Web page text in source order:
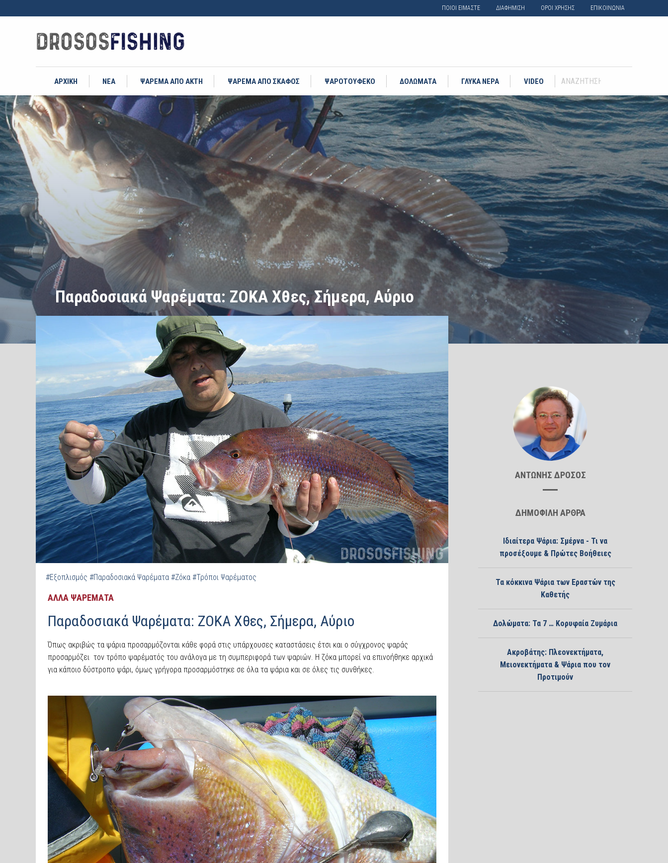
ΠΟΙΟΙ ΕΙΜΑΣΤΕ ΔΙΑΦΗΜΙΣΗ ΟΡΟΙ ΧΡΗΣΗΣ ΕΠΙΚΟΙΝΩΝΙΑ
ΑΡΧΙΚΗ ΝΕΑ ΨΑΡΕΜΑ ΑΠΟ ΑΚΤΗ ΨΑΡΕΜΑ ΑΠΟ ΣΚΑΦΟΣ ΨΑΡΟΤΟΥΦΕΚΟ ΔΟΛΩΜΑΤΑ ΓΛΥΚΑ ΝΕΡΑ VIDEO
Παραδοσιακά Ψαρέματα: ΖΟΚΑ Χθες, Σήμερα, Αύριο
Άλλα ψαρέματα/Παραδοσιακά Ψαρέματα: ΖΟΚΑ Χθες, Σήμερα, Αύριο
#Εξοπλισμός #Παραδοσιακά Ψαρέματα #Ζόκα #Τρόποι Ψαρέματος
ΑΛΛΑ ΨΑΡΕΜΑΤΑ
Παραδοσιακά Ψαρέματα: ΖΟΚΑ Χθες, Σήμερα, Αύριο
Όπως ακριβώς τα ψάρια προσαρμόζονται κάθε φορά στις υπάρχουσες καταστάσεις έτσι και ο σύγχρονος ψαράς
προσαρμόζει τον τρόπο ψαρέματός του ανάλογα με τη συμπεριφορά των ψαριών. Η ζόκα μπορεί να επινοήθηκε αρχικά
για κάποιο δύστροπο ψάρι, όμως γρήγορα προσαρμόστηκε σε όλα τα ψάρια και σε όλες τις συνθήκες.
ΑΝΤΩΝΗΣ ΔΡΟΣΟΣ
ΔΗΜΟΦΙΛΗ ΑΡΘΡΑ
Ιδιαίτερα Ψάρια: Σμέρνα - Τι να
προσέξουμε & Πρώτες Βοήθειες
Τα κόκκινα Ψάρια των Εραστών της
Καθετής
Δολώματα: Τα 7 … Κορυφαία Ζυμάρια
Ακροβάτης: Πλεονεκτήματα,
Μειονεκτήματα & Ψάρια που τον
Προτιμούν